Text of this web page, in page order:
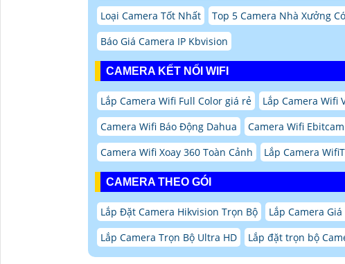
Loại Camera Tốt Nhất
Top 5 Camera Nhà Xưởng
Báo Giá Camera IP Kbvision
CAMERA KẾT NỐI WIFI
Lắp Camera Wifi Full Color giá rẻ Lắp Camera Wifi
Camera Wifi Báo Động Dahua
Camera Wifi
Camera Wifi Xoay 360 Toàn Cảnh
Lắp Camera
CAMERA THEO GÓI
Lắp Đặt Camera Hikvision Trọn Bộ Lắp Camera
Lắp Camera Trọn Bộ Ultra HD
Lắp đặt trọn bộ